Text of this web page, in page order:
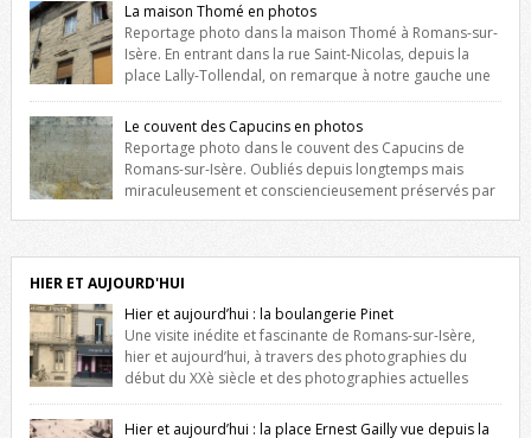
La maison Thomé en photos
Reportage photo dans la maison Thomé à Romans-sur-
Isère. En entrant dans la rue Saint-Nicolas, depuis la
place Lally-Tollendal, on remarque à notre gauche une
maison construite au XVIè siècle. Les deux façades sont ornées de
fenêtres jumelles à meneaux. Entre ces deux étages, on peut voir une
niche qui contient une statue de la Vierge. […]
Le couvent des Capucins en photos
Reportage photo dans le couvent des Capucins de
Romans-sur-Isère. Oubliés depuis longtemps mais
miraculeusement et consciencieusement préservés par
l’histoire de la redécouverte de vestiges du couvent des Capucins !
Petit retour sur l’histoire […]
HIER ET AUJOURD'HUI
Hier et aujourd’hui : la boulangerie Pinet
Une visite inédite et fascinante de Romans-sur-Isère,
hier et aujourd’hui, à travers des photographies du
début du XXè siècle et des photographies actuelles
prises exactement dans le même cadre ! A l’angle de la place Jean
Jaurès et de l’avenue Victor Hugo (à côté d’Intermarché), à Romans. La
Hier et aujourd’hui : la place Ernest Gailly vue depuis la